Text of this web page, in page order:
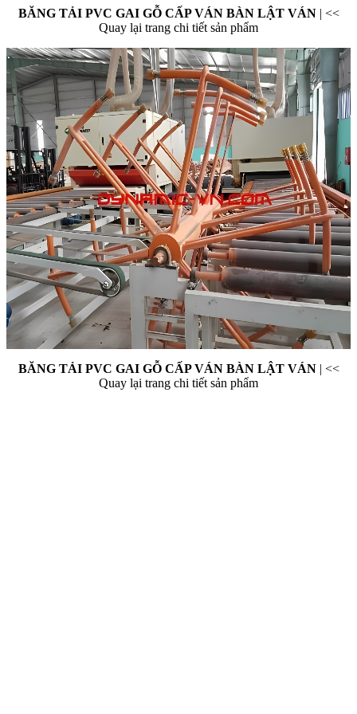
BĂNG TẢI PVC GAI GỖ CẤP VÁN BÀN LẬT VÁN | <<
Quay lại trang chi tiết sản phẩm
BĂNG TẢI PVC GAI GỖ CẤP VÁN BÀN LẬT VÁN| <<
Quay lại trang chi tiết sản phẩm